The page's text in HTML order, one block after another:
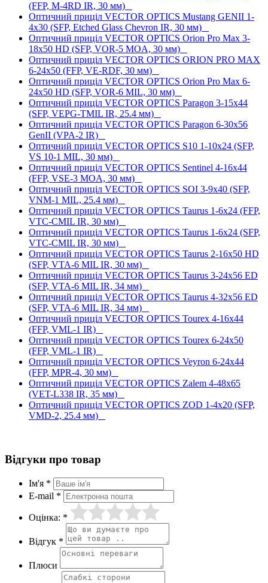
(FFP, M-4RD IR, 30 мм)
Оптичний приціл VECTOR OPTICS Mustang GENII 1-
4x30 (SFP, Etched Glass Chevron IR, 30 мм)
Оптичний приціл VECTOR OPTICS Orion Pro Max 3-
18x50 HD (SFP, VOR-5 MOA, 30 мм)
Оптичний приціл VECTOR OPTICS ORION PRO MAX
6-24x50 (FFP, VE-RDF, 30 мм)
Оптичний приціл VECTOR OPTICS Orion Pro Max 6-
24x50 HD (SFP, VOR-6 MIL, 30 мм)
Оптичний приціл VECTOR OPTICS Paragon 3-15x44
(SFP, VEPG-TMIL IR, 25.4 мм)
Оптичний приціл VECTOR OPTICS Paragon 6-30x56
GenII (VPA-2 IR)
Оптичний приціл VECTOR OPTICS S10 1-10x24 (SFP,
VS 10-1 MIL, 30 мм)
Оптичний приціл VECTOR OPTICS Sentinel 4-16x44
(FFP, VSE-3 MOA, 30 мм)
Оптичний приціл VECTOR OPTICS SOI 3-9x40 (SFP,
VNM-1 MIL, 25.4 мм)
Оптичний приціл VECTOR OPTICS Taurus 1-6x24 (FFP,
VTC-CMIL IR, 30 мм)
Оптичний приціл VECTOR OPTICS Taurus 1-6x24 (SFP,
VTC-CMIL IR, 30 мм)
Оптичний приціл VECTOR OPTICS Taurus 2-16x50 HD
(SFP, VTA-6 MIL IR, 30 мм)
Оптичний приціл VECTOR OPTICS Taurus 3-24x56 ED
(SFP, VTA-6 MIL IR, 34 мм)
Оптичний приціл VECTOR OPTICS Taurus 4-32x56 ED
(SFP, VTA-6 MIL IR, 34 мм)
Оптичний приціл VECTOR OPTICS Tourex 4-16x44
(FFP, VML-1 IR)
Оптичний приціл VECTOR OPTICS Tourex 6-24x50
(FFP, VML-1 IR)
Оптичний приціл VECTOR OPTICS Veyron 6-24x44
(FFP, MPR-4, 30 мм)
Оптичний приціл VECTOR OPTICS Zalem 4-48x65
(VET-L338 IR, 35 мм)
Оптичний приціл VECTOR OPTICS ZOD 1-4x20 (SFP,
VMD-2, 25.4 мм)
Відгуки про товар
Ім'я *
E-mail *
Оцінка: *
Відгук *
Плюси